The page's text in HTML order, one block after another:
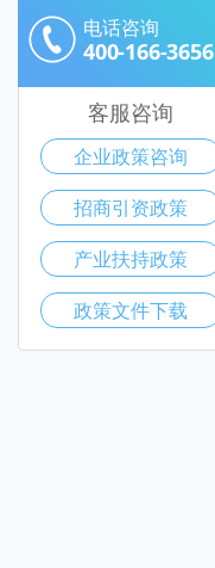
电话咨询
400-166-3656
客服咨询
企业政策咨询
招商引资政策
产业扶持政策
政策文件下载